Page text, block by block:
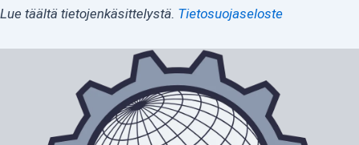
Lue täältä tietojenkäsittelystä. Tietosuojaseloste